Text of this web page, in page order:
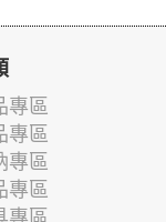
專區
專區
專區
專區